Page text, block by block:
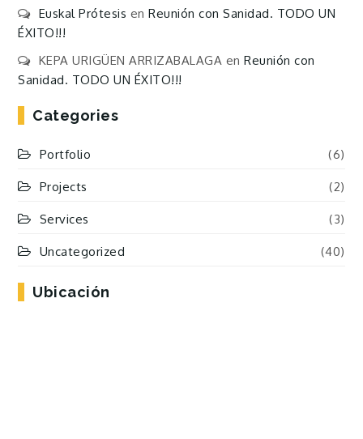
Euskal Prótesis enReunión con Sanidad. TODO UN
ÉXITO!!!
KEPA URIGÜEN ARRIZABALAGA enReunión con
Sanidad. TODO UN ÉXITO!!!
Categories
Portfolio (6)
Projects (2)
Services (3)
Uncategorized (40)
Ubicación